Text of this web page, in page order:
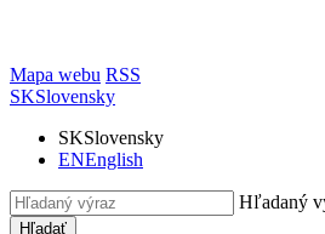
Mapa webu RSS
SKSlovensky
SKSlovensky
ENEnglish
Hľadaný
Hľadať